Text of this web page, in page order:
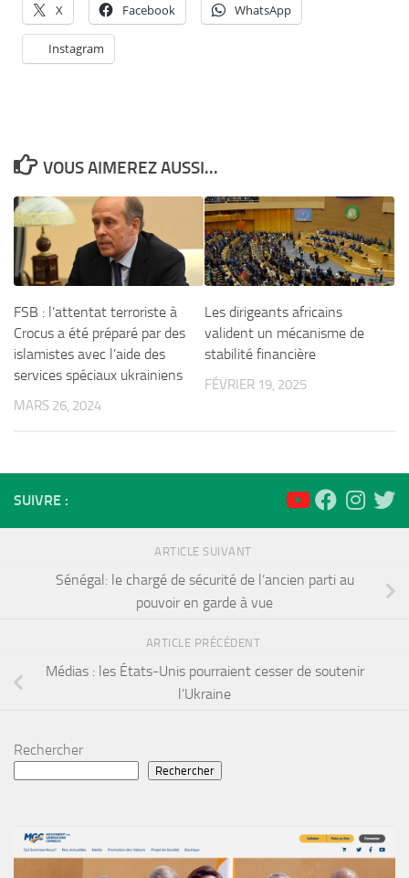
X Facebook WhatsApp
Instagram
VOUS AIMEREZ AUSSI...
FSB : l’attentat terroriste à
Crocus a été préparé par des
islamistes avec l’aide des
services spéciaux ukrainiens
MARS 26, 2024
Les dirigeants africains
valident un mécanisme de
stabilité financière
FÉVRIER 19, 2025
SUIVRE :
ARTICLE SUIVANT
Sénégal: le chargé de sécurité de l’ancien parti au
pouvoir en garde à vue
ARTICLE PRÉCÉDENT
Médias : les États-Unis pourraient cesser de soutenir
l’Ukraine
Rechercher
Rechercher